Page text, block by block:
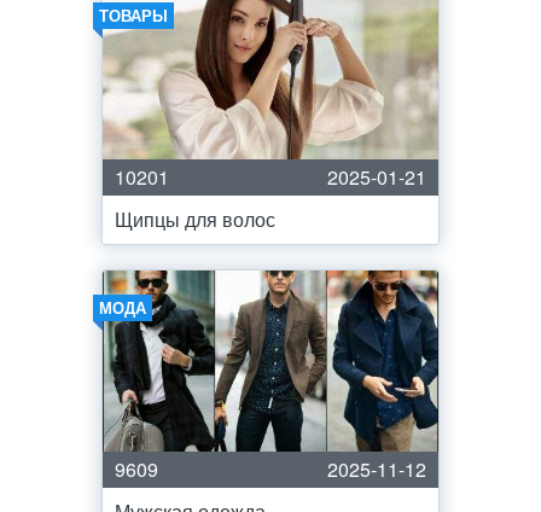
ТОВАРЫ
10201
2025-01-21
Щипцы для волос
МОДА
9609
2025-11-12